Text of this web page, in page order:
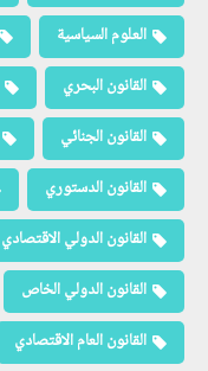
العلوم السياسية
القانون البحري
القانون الجنائي
القانون الدستوري
القانون الدولي الاقتصادي
القانون الدولي الخاص
القانون العام الاقتصادي